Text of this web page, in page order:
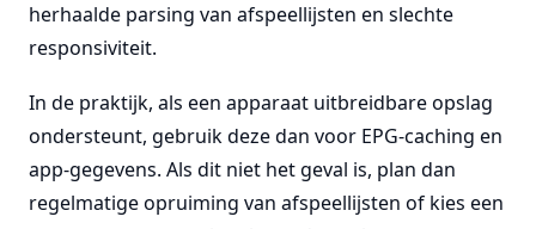
herhaalde parsing van afspeellijsten en slechte
responsiviteit.
In de praktijk, als een apparaat uitbreidbare opslag
ondersteunt, gebruik deze dan voor EPG-caching en
app-gegevens. Als dit niet het geval is, plan dan
regelmatige opruiming van afspeellijsten of kies een